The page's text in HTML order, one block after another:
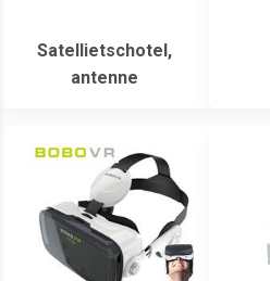
Satellietschotel,
antenne